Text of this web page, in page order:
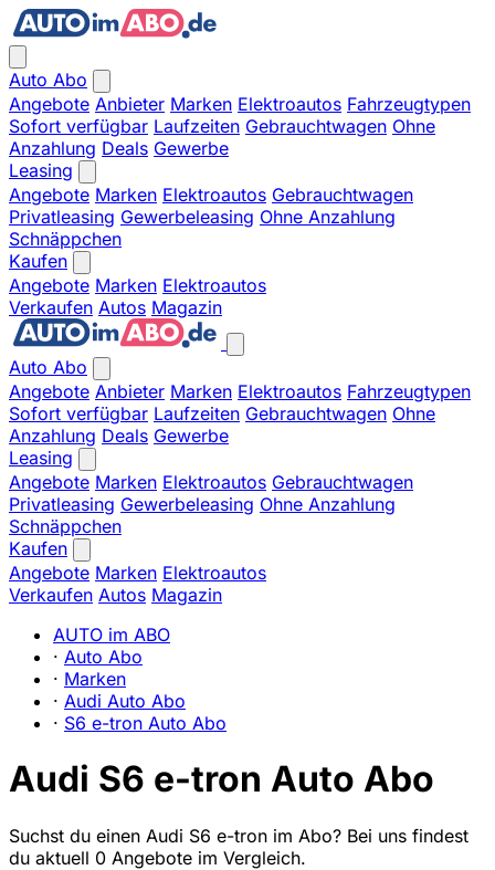
Auto Abo
Angebote Anbieter Marken Elektroautos Fahrzeugtypen
Sofort verfügbar Laufzeiten Gebrauchtwagen Ohne
Anzahlung Deals Gewerbe
Leasing
Angebote Marken Elektroautos Gebrauchtwagen
Privatleasing Gewerbeleasing Ohne Anzahlung
Schnäppchen
Kaufen
Angebote Marken Elektroautos
Verkaufen Autos Magazin
Auto Abo
Angebote Anbieter Marken Elektroautos Fahrzeugtypen
Sofort verfügbar Laufzeiten Gebrauchtwagen Ohne
Anzahlung Deals Gewerbe
Leasing
Angebote Marken Elektroautos Gebrauchtwagen
Privatleasing Gewerbeleasing Ohne Anzahlung
Schnäppchen
Kaufen
Angebote Marken Elektroautos
Verkaufen Autos Magazin
AUTO im ABO
· Auto Abo
· Marken
· Audi Auto Abo
· S6 e-tron Auto Abo
Audi S6 e-tron Auto Abo
Suchst du einen Audi S6 e-tron im Abo? Bei uns findest
du aktuell 0 Angebote im Vergleich.